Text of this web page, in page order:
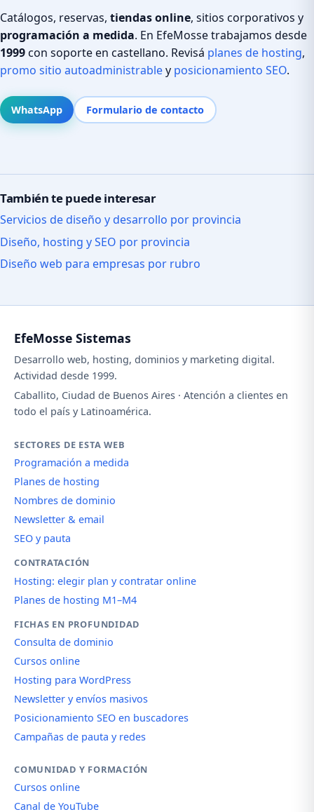
Catálogos, reservas, tiendas online, sitios corporativos y
programación a medida. En EfeMosse trabajamos desde
1999con soporte en castellano. Revisá planes de hosting,
promo sitio autoadministrabley posicionamiento SEO.
WhatsApp Formulario de contacto
También te puede interesar
Servicios de diseño y desarrollo por provincia
Diseño, hosting y SEO por provincia
Diseño web para empresas por rubro
EfeMosse Sistemas
Desarrollo web, hosting, dominios y marketing digital.
Actividad desde 1999.
Caballito, Ciudad de Buenos Aires · Atención a clientes en
todo el país y Latinoamérica.
SECTORES DE ESTA WEB
Programación a medida
Planes de hosting
Nombres de dominio
Newsletter & email
SEO y pauta
CONTRATACIÓN
Hosting: elegir plan y contratar online
Planes de hosting M1–M4
FICHAS EN PROFUNDIDAD
Consulta de dominio
Cursos online
Hosting para WordPress
Newsletter y envíos masivos
Posicionamiento SEO en buscadores
Campañas de pauta y redes
COMUNIDAD Y FORMACIÓN
Cursos online
Canal de YouTube